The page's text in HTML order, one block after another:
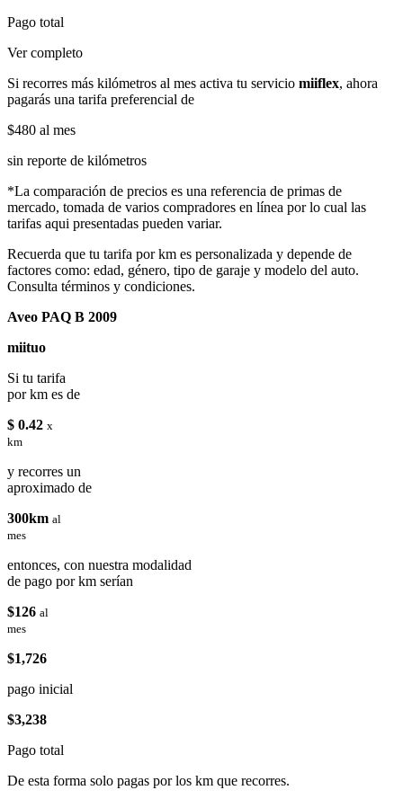
Pago total
Ver completo
Si recorres más kilómetros al mes activa tu servicio miiflex, ahora
pagarás una tarifa preferencial de
$480 al mes
sin reporte de kilómetros
*La comparación de precios es una referencia de primas de
mercado, tomada de varios compradores en línea por lo cual las
tarifas aqui presentadas pueden variar.
Recuerda que tu tarifa por km es personalizada y depende de
factores como: edad, género, tipo de garaje y modelo del auto.
Consulta términos y condiciones.
Aveo PAQ B 2009
miituo
Si tu tarifa
por km es de
$ 0.42 x
km
y recorres un
aproximado de
300km al
mes
entonces, con nuestra modalidad
de pago por km serían
$126 al
mes
$1,726
pago inicial
$3,238
Pago total
De esta forma solo pagas por los km que recorres.